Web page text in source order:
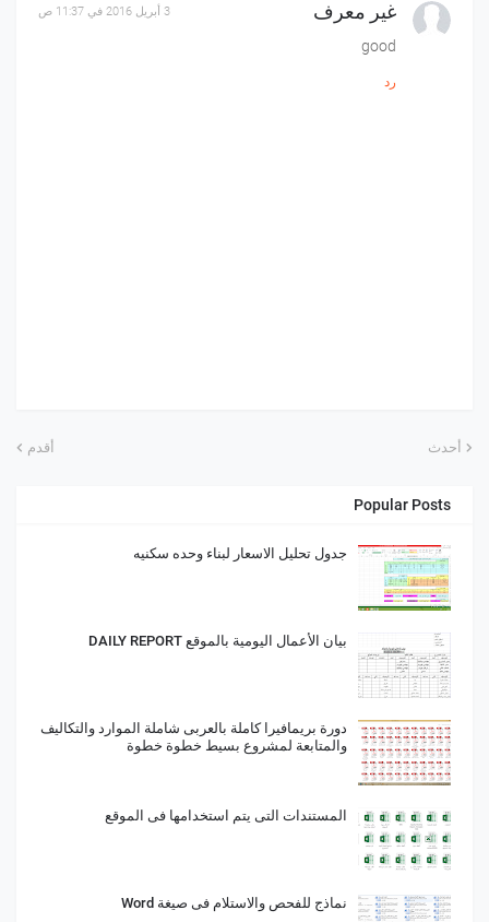
غير معرف 3 أبريل 2016 في 11:37 ص
good
رد
أحدث أقدم
Popular Posts
جدول تحليل الاسعار لبناء وحده سكنيه
بيان الأعمال اليومية بالموقع DAILY REPORT
دورة بريمافيرا كاملة بالعربى شاملة الموارد والتكاليف
والمتابعة لمشروع بسيط خطوة خطوة
المستندات التى يتم استخدامها فى الموقع
نماذج للفحص والاستلام فى صيغة Word